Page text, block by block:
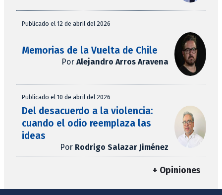
Publicado el 12 de abril del 2026
Memorias de la Vuelta de Chile
Por Alejandro Arros Aravena
Publicado el 10 de abril del 2026
Del desacuerdo a la violencia:
cuando el odio reemplaza las
ideas
Por Rodrigo Salazar Jiménez
+ Opiniones